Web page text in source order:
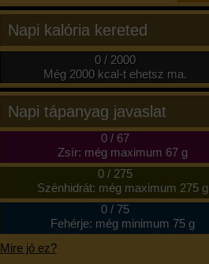
Napi kalória kereted
0 / 2000
Még 2000 kcal-t ehetsz ma.
Napi tápanyag javaslat
0/ 67
Zsír: még maximum 67 g
0/ 275
Szénhidrát: még maximum 275 g
0/ 75
Fehérje: még minimum 75 g
Mire jó ez?